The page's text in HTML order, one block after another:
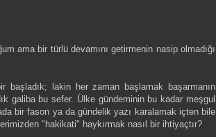
ama bir türlü devamını getirmenin nasip olmadığı
başladık; lakin her zaman başlamak başarmanın
galiba bu sefer. Ülke gündeminin bu kadar meşgul
bir fason ya da gündelik yazı karalamak içten bile
"hakikati" haykırmak nasıl bir ihtiyaçtır?